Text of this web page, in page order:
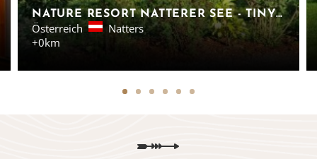
NATURE RESORT NATTERER SEE - TINY HOME GREEN SPACE IN TIROL
Österreich
Natters
+0km